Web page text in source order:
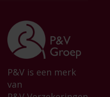
P&V is een merk
van